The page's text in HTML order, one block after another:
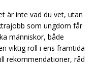
är inte vad du vet, utan
som ungdom får
människor, både
viktig roll i ens framtida
rekommendationer, råd